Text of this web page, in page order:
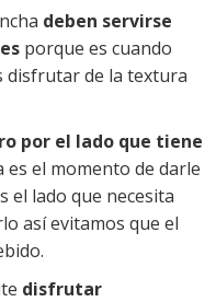
deben servirse
porque es cuando
disfrutar de la textura
por el lado que tiene
es el momento de darle
el lado que necesita
así evitamos que el
disfrutar